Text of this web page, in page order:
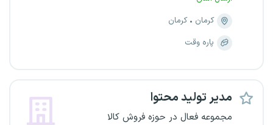
کرمان
کرمان
پاره وقت
مدیر تولید محتوا
مجموعه فعال در حوزه فروش کالا